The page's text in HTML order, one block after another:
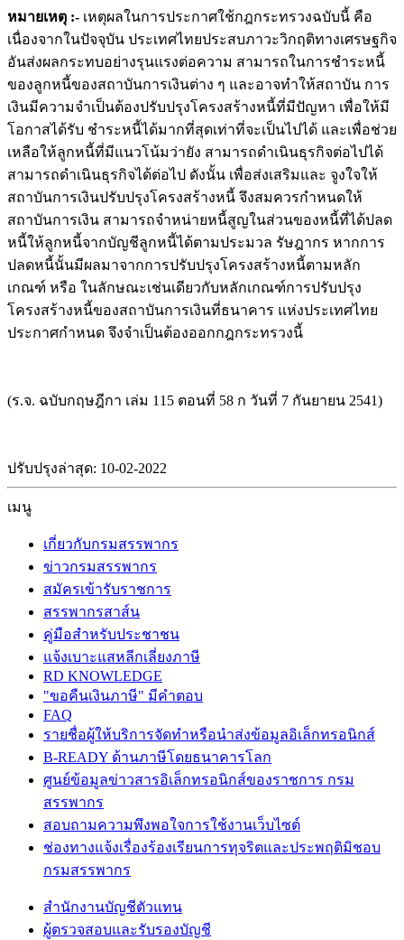
หมายเหตุ :- เหตุผลในการประกาศใช้กฎกระทรวงฉบับนี้ คือ
เนื่องจากในปัจจุบัน ประเทศไทยประสบภาวะวิกฤติทางเศรษฐกิจ
อันส่งผลกระทบอย่างรุนแรงต่อความ สามารถในการชำระหนี้
ของลูกหนี้ของสถาบันการเงินต่าง ๆ และอาจทำให้สถาบัน การ
เงินมีความจำเป็นต้องปรับปรุงโครงสร้างหนี้ที่มีปัญหา เพื่อให้มี
โอกาสได้รับ ชำระหนี้ได้มากที่สุดเท่าที่จะเป็นไปได้ และเพื่อช่วย
เหลือให้ลูกหนี้ที่มีแนวโน้มว่ายัง สามารถดำเนินธุรกิจต่อไปได้
สามารถดำเนินธุรกิจได้ต่อไป ดังนั้น เพื่อส่งเสริมและ จูงใจให้
สถาบันการเงินปรับปรุงโครงสร้างหนี้ จึงสมควรกำหนดให้
สถาบันการเงิน สามารถจำหน่ายหนี้สูญในส่วนของหนี้ที่ได้ปลด
หนี้ให้ลูกหนี้จากบัญชีลูกหนี้ได้ตามประมวล รัษฎากร หากการ
ปลดหนี้นั้นมีผลมาจากการปรับปรุงโครงสร้างหนี้ตามหลัก
เกณฑ์ หรือ ในลักษณะเช่นเดียวกับหลักเกณฑ์การปรับปรุง
โครงสร้างหนี้ของสถาบันการเงินที่ธนาคาร แห่งประเทศไทย
ประกาศกำหนด จึงจำเป็นต้องออกกฎกระทรวงนี้
(ร.จ. ฉบับกฤษฎีกา เล่ม 115 ตอนที่ 58 ก วันที่ 7 กันยายน 2541)
ปรับปรุงล่าสุด: 10-02-2022
เมนู
เกี่ยวกับกรมสรรพากร
ข่าวกรมสรรพากร
สมัครเข้ารับราชการ
สรรพากรสาส์น
คู่มือสำหรับประชาชน
แจ้งเบาะแสหลีกเลี่ยงภาษี
RD KNOWLEDGE
"ขอคืนเงินภาษี" มีคำตอบ
FAQ
รายชื่อผู้ให้บริการจัดทำหรือนำส่งข้อมูลอิเล็กทรอนิกส์
B-READY ด้านภาษีโดยธนาคารโลก
ศูนย์ข้อมูลข่าวสารอิเล็กทรอนิกส์ของราชการ กรม
สรรพากร
สอบถามความพึงพอใจการใช้งานเว็บไซต์
ช่องทางแจ้งเรื่องร้องเรียนการทุจริตและประพฤติมิชอบ
กรมสรรพากร
สำนักงานบัญชีตัวแทน
ผู้ตรวจสอบและรับรองบัญชี